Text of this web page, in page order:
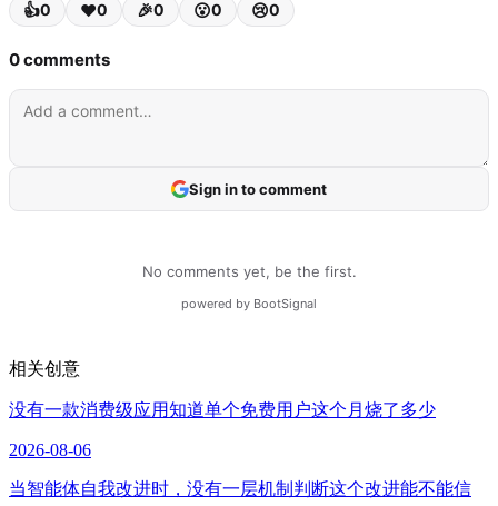
相关创意
没有一款消费级应用知道单个免费用户这个月烧了多少
2026-08-06
当智能体自我改进时，没有一层机制判断这个改进能不能信